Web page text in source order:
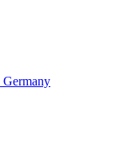
Germany